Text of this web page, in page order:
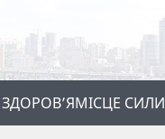
МІСЦЕ СИЛИ